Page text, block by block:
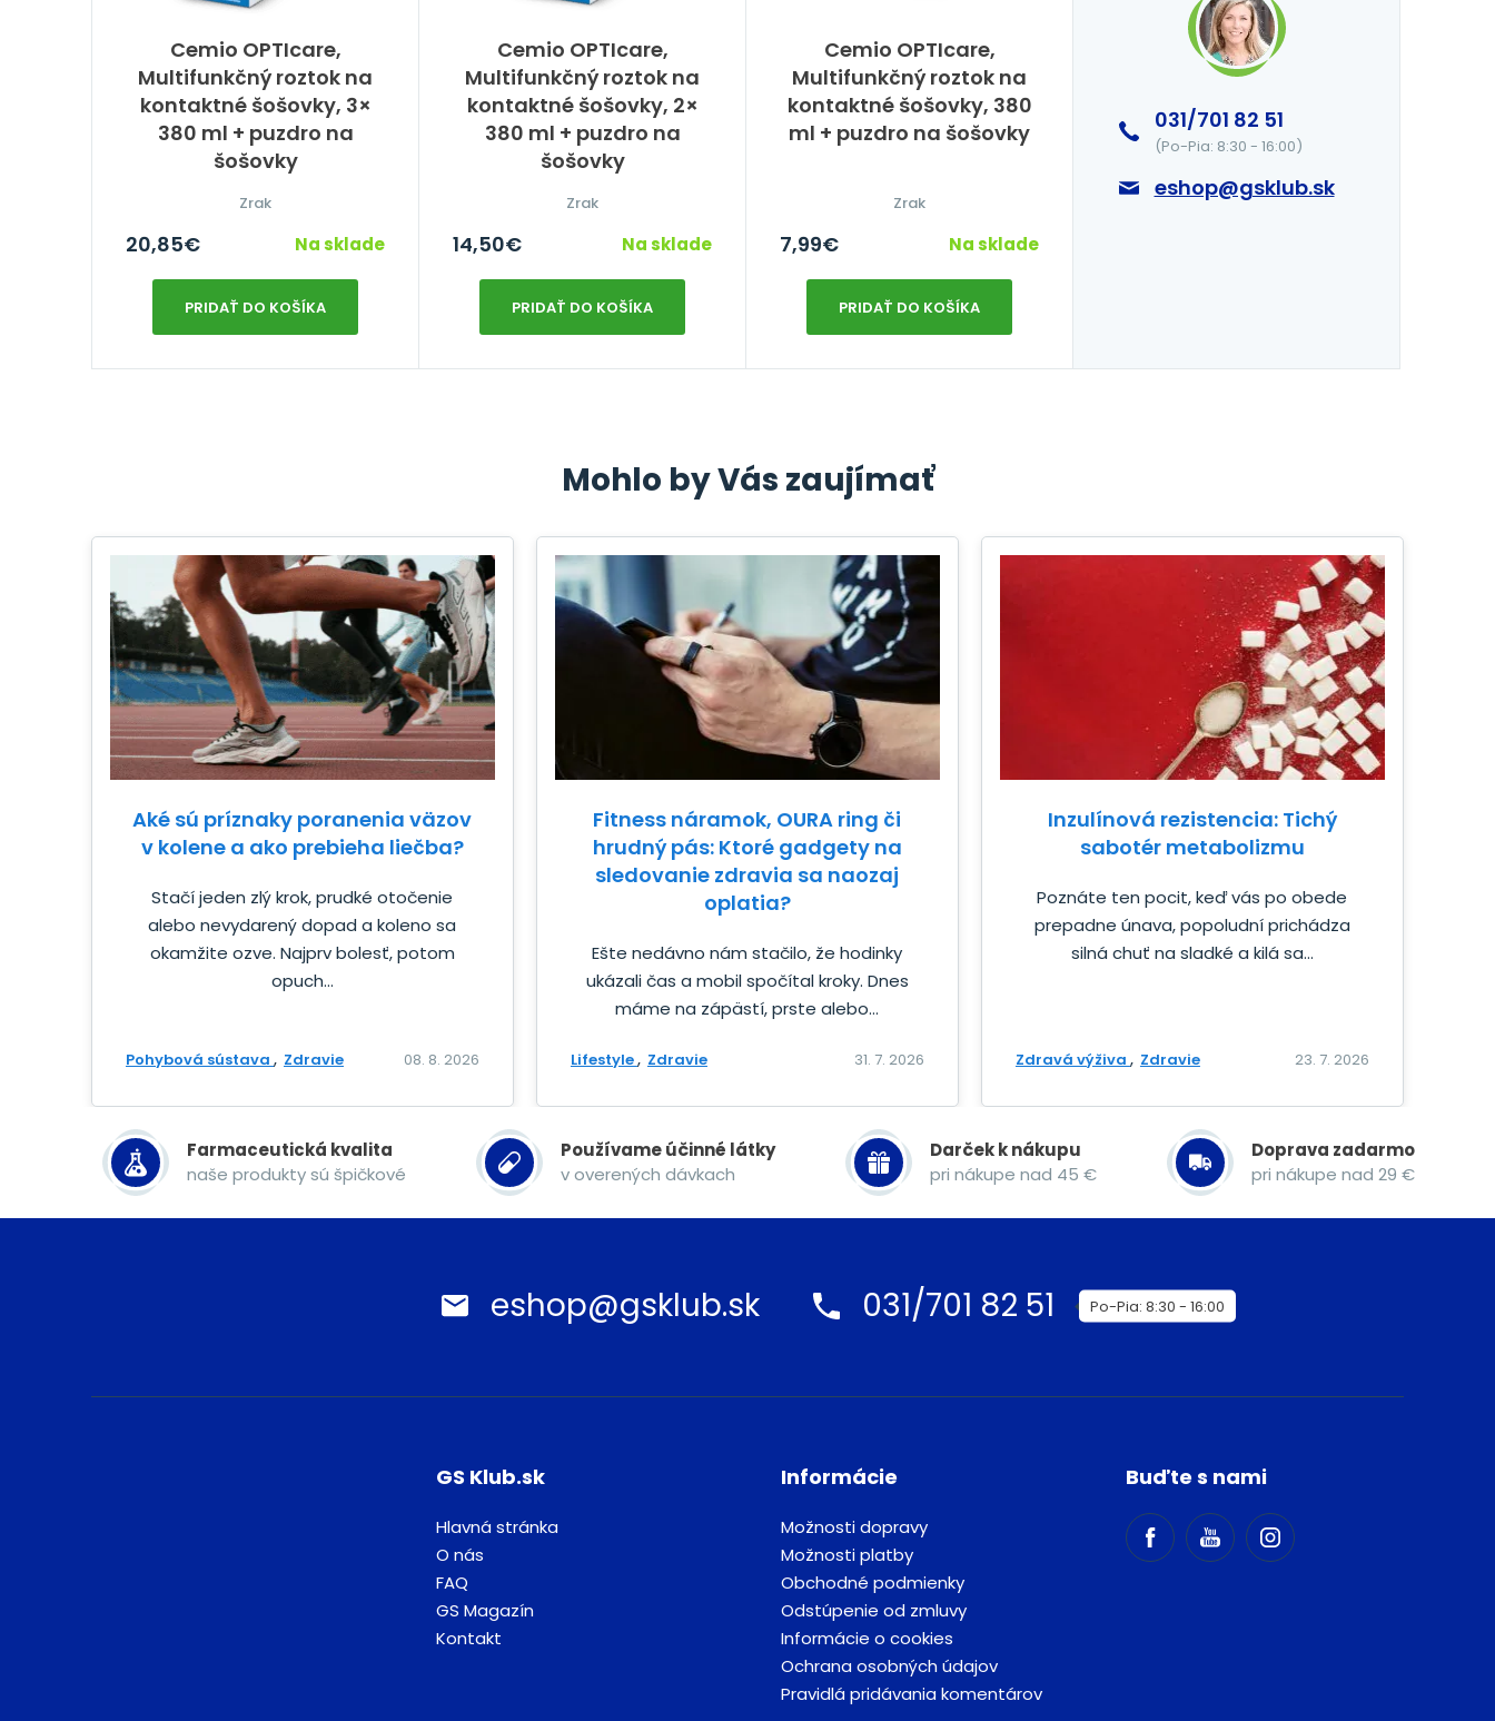
Cemio OPTIcare,
Multifunkčný roztok na
kontaktné šošovky, 3×
380 ml + puzdro na
šošovky
Zrak
20,85€ Na sklade
PRIDAŤ DO KOŠÍKA
Cemio OPTIcare,
Multifunkčný roztok na
kontaktné šošovky, 2×
380 ml + puzdro na
šošovky
Zrak
14,50€ Na sklade
PRIDAŤ DO KOŠÍKA
Cemio OPTIcare,
Multifunkčný roztok na
kontaktné šošovky, 380
ml + puzdro na šošovky
Zrak
7,99€ Na sklade
PRIDAŤ DO KOŠÍKA
031/701 82 51
(Po-Pia: 8:30 - 16:00)
eshop@gsklub.sk
Mohlo by Vás zaujímať
Aké sú príznaky poranenia väzov
v kolene a ako prebieha liečba?
Stačí jeden zlý krok, prudké otočenie
alebo nevydarený dopad a koleno sa
okamžite ozve. Najprv bolesť, potom
opuch...
Pohybová sústava Zdravie 08. 8. 2026
Fitness náramok, OURA ring či
hrudný pás: Ktoré gadgety na
sledovanie zdravia sa naozaj
oplatia?
Ešte nedávno nám stačilo, že hodinky
ukázali čas a mobil spočítal kroky. Dnes
máme na zápästí, prste alebo...
Lifestyle Zdravie 31. 7. 2026
Inzulínová rezistencia: Tichý
sabotér metabolizmu
Poznáte ten pocit, keď vás po obede
prepadne únava, popoludní prichádza
silná chuť na sladké a kilá sa...
Zdravá výživa Zdravie 23. 7. 2026
Farmaceutická kvalita
naše produkty sú špičkové
Používame účinné látky
v overených dávkach
Darček k nákupu
pri nákupe nad 45 €
Doprava zadarmo
pri nákupe nad 29 €
eshop@gsklub.sk 031/701 82 51 Po-Pia: 8:30 - 16:00
GS Klub.sk
Hlavná stránka
O nás
FAQ
GS Magazín
Kontakt
Informácie
Možnosti dopravy
Možnosti platby
Obchodné podmienky
Odstúpenie od zmluvy
Informácie o cookies
Ochrana osobných údajov
Pravidlá pridávania komentárov
Buďte s nami